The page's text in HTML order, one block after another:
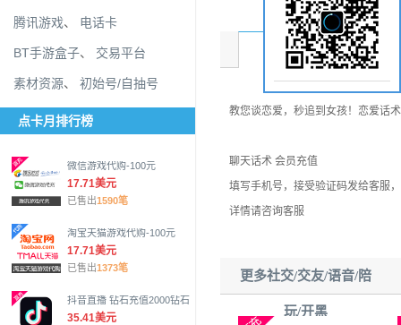
腾讯游戏、 电话卡
BT手游盒子、 交易平台
素材资源、 初始号/自抽号
点卡月排行榜
微信游戏代购-100元
17.71美元
已售出1590笔
淘宝天猫游戏代购-100元
17.71美元
已售出1373笔
抖音直播 钻石充值2000钻石
35.41美元
商品介绍
教您谈恋爱，秒追到女孩！恋爱话
聊天话术 会员充值
填写手机号，接受验证码发给客服
详情请咨询客服
更多社交/交友/语音/陪
玩/开黑